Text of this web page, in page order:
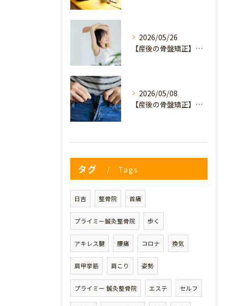
2026/05/26
【産後の骨盤矯正】産後の原因不明なイライラ・疲れやすさは骨盤のせい？心と体を軽くするヒント
2026/05/08
【産後の骨盤矯正】妊娠前のデニムが履けない…
タグ Tags
日吉 整骨院 首痛
プライミー鍼灸整骨院 歩く
アキレス腱 腰痛 コロナ 換気
肩甲挙筋 肩こり 姿勢
プライミー 鍼灸整骨院 エステ セルフ